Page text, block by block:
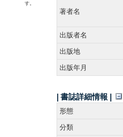
す。
著者名
出版者名
出版地
出版年月
| 書誌詳細情報 |
形態
分類